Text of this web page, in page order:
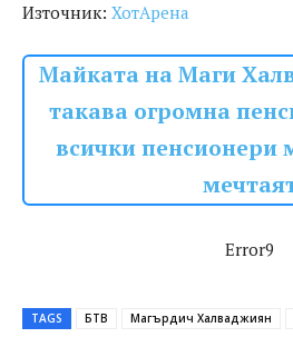
Източник: ХотАрена
Майката на Маги
такава огромна
всички пенсионери
Error9
TAGS БТВ Магърдич Халваджиян